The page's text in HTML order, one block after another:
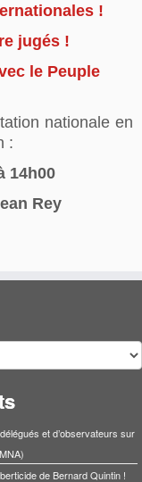
!
jugés !
le Peuple
nationale en
:
14h00
Rey
et d’observateurs sur
de Bernard Quintin !